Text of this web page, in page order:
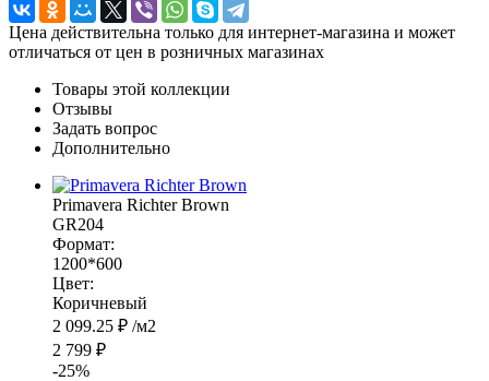
Цена действительна только для интернет-магазина и может
отличаться от цен в розничных магазинах
Товары этой коллекции
Отзывы
Задать вопрос
Дополнительно
Primavera Richter Brown
GR204
Формат:
1200*600
Цвет:
Коричневый
2 099.25 ₽ /м2
2 799 ₽
-25%